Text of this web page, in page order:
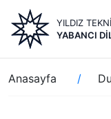
içeriğe
atla
YILDIZ
YABANCI
Sayfa
yolu
Anasayfa